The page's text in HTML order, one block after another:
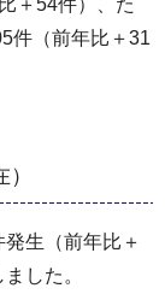
＋54件）、た
件（前年比＋31
生（前年比＋
した。